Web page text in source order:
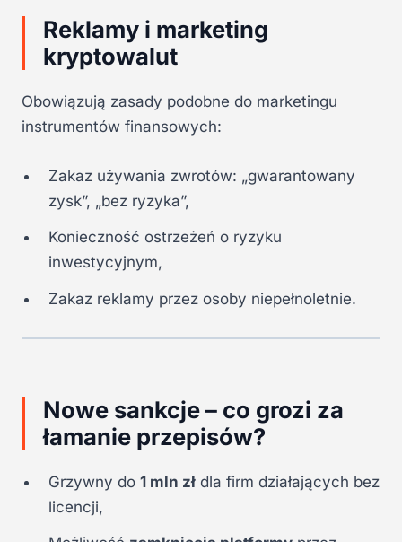
Reklamy i marketing
kryptowalut
Obowiązują zasady podobne do marketingu
instrumentów finansowych:
Zakaz używania zwrotów: „gwarantowany
zysk”, „bez ryzyka”,
Konieczność ostrzeżeń o ryzyku
inwestycyjnym,
Zakaz reklamy przez osoby niepełnoletnie.
Nowe sankcje – co grozi za
łamanie przepisów?
Grzywny do 1 mln zł dla firm działających bez
licencji,